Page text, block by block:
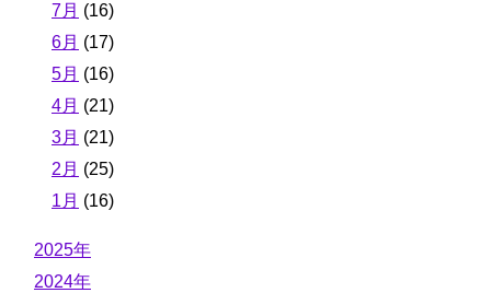
7月 (16)
6月 (17)
5月 (16)
4月 (21)
3月 (21)
2月 (25)
1月 (16)
2025年
2024年